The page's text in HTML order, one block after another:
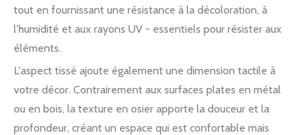
tout en fournissant une résistance à la décoloration, à
l'humidité et aux rayons UV - essentiels pour résister aux
éléments.
L'aspect tissé ajoute également une dimension tactile à
votre décor. Contrairement aux surfaces plates en métal
ou en bois, la texture en osier apporte la douceur et la
profondeur, créant un espace qui est confortable mais